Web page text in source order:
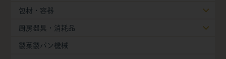
包材・容器
厨房器具・消耗品
製菓製パン機械